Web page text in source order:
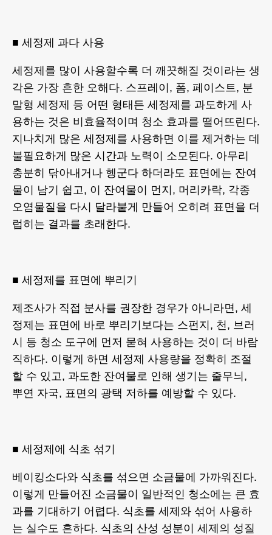
■ 세정제 과다 사용
세정제를 많이 사용할수록 더 깨끗해질 것이라는 생
각은 가장 흔한 오해다. 스프레이, 폼, 페이스트, 분
말형 세정제 등 어떤 형태든 세정제를 과도하게 사
용하는 것은 비효율적이며 청소 효과를 떨어뜨린다.
지나치게 많은 세정제를 사용하면 이를 제거하는 데
불필요하게 많은 시간과 노력이 소모된다. 아무리
충분히 닦아내거나 헹군다 하더라도 표면에는 잔여
물이 남기 쉽고, 이 잔여물이 먼지, 머리카락, 각종
오염물질을 다시 달라붙게 만들어 오히려 표면을 더
럽히는 결과를 초래한다.
■ 세정제를 표면에 뿌리기
제조사가 직접 분사를 권장한 경우가 아니라면, 세
정제는 표면에 바로 뿌리기보다는 스펀지, 천, 브러
시 등 청소 도구에 먼저 묻혀 사용하는 것이 더 바람
직하다. 이렇게 하면 세정제 사용량을 정확히 조절
할 수 있고, 과도한 잔여물로 인해 생기는 줄무늬,
뿌연 자국, 표면의 광택 저하를 예방할 수 있다.
■ 세정제에 식초 섞기
베이킹소다와 식초를 섞으면 소금물에 가까워진다.
이렇게 만들어진 소금물이 일반적인 청소에는 큰 효
과를 기대하기 어렵다. 식초를 세제와 섞어 사용하
는 실수도 흔하다. 식초의 산성 성분이 세제의 성질